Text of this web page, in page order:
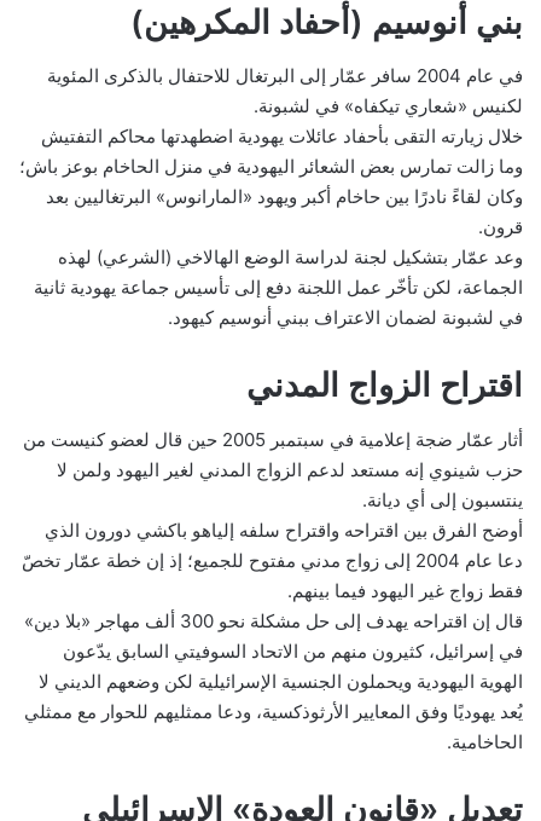
بني أنوسيم (أحفاد المكرهين)
في عام 2004 سافر عمّار إلى البرتغال للاحتفال بالذكرى المئوية
لكنيس «شعاري تيكفاه» في لشبونة.
خلال زيارته التقى بأحفاد عائلات يهودية اضطهدتها محاكم التفتيش
وما زالت تمارس بعض الشعائر اليهودية في منزل الحاخام بوعز باش؛
وكان لقاءً نادرًا بين حاخام أكبر ويهود «المارانوس» البرتغاليين بعد
قرون.
وعد عمّار بتشكيل لجنة لدراسة الوضع الهالاخي (الشرعي) لهذه
الجماعة، لكن تأخّر عمل اللجنة دفع إلى تأسيس جماعة يهودية ثانية
في لشبونة لضمان الاعتراف ببني أنوسيم كيهود.
اقتراح الزواج المدني
أثار عمّار ضجة إعلامية في سبتمبر 2005 حين قال لعضو كنيست من
حزب شينوي إنه مستعد لدعم الزواج المدني لغير اليهود ولمن لا
ينتسبون إلى أي ديانة.
أوضح الفرق بين اقتراحه واقتراح سلفه إلياهو باكشي دورون الذي
دعا عام 2004 إلى زواج مدني مفتوح للجميع؛ إذ إن خطة عمّار تخصّ
فقط زواج غير اليهود فيما بينهم.
قال إن اقتراحه يهدف إلى حل مشكلة نحو 300 ألف مهاجر «بلا دين»
في إسرائيل، كثيرون منهم من الاتحاد السوفيتي السابق يدّعون
الهوية اليهودية ويحملون الجنسية الإسرائيلية لكن وضعهم الديني لا
يُعد يهوديًا وفق المعايير الأرثوذكسية، ودعا ممثليهم للحوار مع ممثلي
الحاخامية.
تعديل «قانون العودة» الإسرائيلي